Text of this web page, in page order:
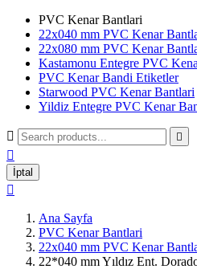
PVC Kenar Bantlari
22x040 mm PVC Kenar
22x080 mm PVC Kenar
Kastamonu Entegre PVC
PVC Kenar Bandi Etiketler
Starwood PVC Kenar Bantlari
Yildiz Entegre PVC Kenar
 

İptal

Ana Sayfa
PVC Kenar Bantlari
22x040 mm PVC Kenar
22*040 mm Yıldız Ent.